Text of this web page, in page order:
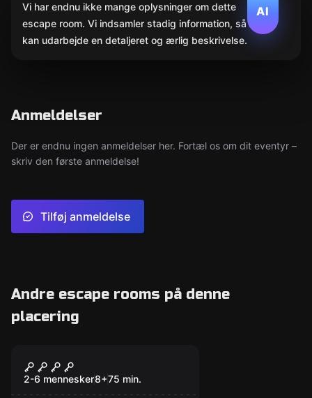
AI
Vi har endnu ikke mange oplysninger om dette
escape room. Vi indsamler stadig information, så AI
kan udarbejde en detaljeret og ærlig beskrivelse.
Anmeldelser
Der er endnu ingen anmeldelser her. Fortæl os om dit eventyr –
skriv den første anmeldelse!
Tilføj anmeldelse
Andre escape rooms på denne
placering
Ny
Dmitry Donskoy
2-6 mennesker8+75 min.